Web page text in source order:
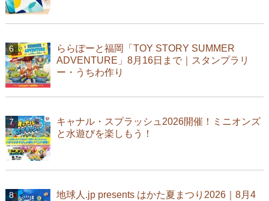
ららぽーと福岡「TOY STORY SUMMER
ADVENTURE」8月16日まで｜スタンプラリ
ー・うちわ作り
キャナル・スプラッシュ2026開催！ミニオンズ
と水遊びを楽しもう！
地球人.jp presents はかた夏まつり2026｜8月4